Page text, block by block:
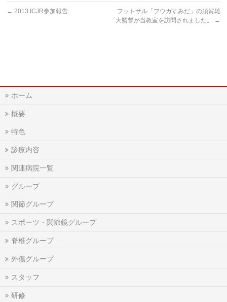
← 2013 ICJR参加報告
フットサル「フウガすみだ」の須賀雄
大監督が当教室を訪問されました。
→
ホーム
概要
特色
診療内容
関連病院一覧
グループ
関節グループ
スポーツ・関節鏡グループ
脊椎グループ
外傷グループ
スタッフ
研修